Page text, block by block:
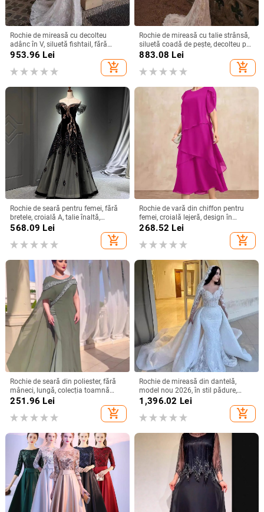
Rochie de mireasă cu decolteu
adânc în V, siluetă fishtail, fără
spate, mâneci lungi, fustă lungă
953.96 Lei
add_shopping_cart
Rochie de mireasă cu talie strânsă,
siluetă coadă de pește, decolteu pe
un umăr, mâneci lungi, fustă lungă,
883.08 Lei
add_shopping_cart
Rochie de seară pentru femei, fără
bretele, croială A, talie înaltă,
mâneci 3/4, fustă lungă
568.09 Lei
add_shopping_cart
Rochie de vară din chiffon pentru
femei, croială lejeră, design în
straturi, guler rotund, mâneci clopot,
268.52 Lei
add_shopping_cart
Rochie de seară din poliester, fără
mâneci, lungă, colecția toamnă
2024
251.96 Lei
add_shopping_cart
Rochie de mireasă din dantelă,
model nou 2026, în stil pădure,
mâneci lungi, siluetă sirenă
1,396.02 Lei
add_shopping_cart